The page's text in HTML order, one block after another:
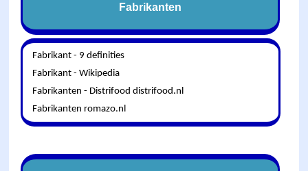
Fabrikanten
Fabrikant - 9 definities
Fabrikant - Wikipedia
Fabrikanten - Distrifood distrifood.nl
Fabrikanten romazo.nl